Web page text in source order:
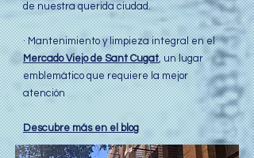
de nuestra querida ciudad.
· Mantenimiento y limpieza integral en el
Mercado Viejo de Sant Cugat, un lugar
emblemático que requiere la mejor
atención
Descubre más en el blog